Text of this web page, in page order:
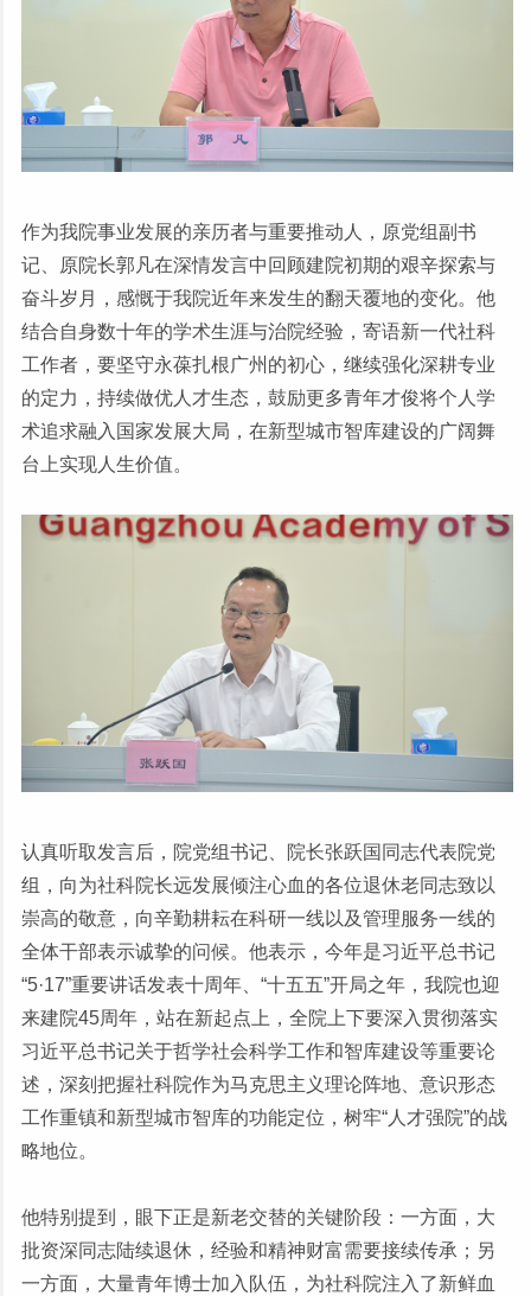
作为我院事业发展的亲历者与重要推动人，原党组副书
记、原院长郭凡在深情发言中回顾建院初期的艰辛探索与
奋斗岁月，感慨于我院近年来发生的翻天覆地的变化。他
结合自身数十年的学术生涯与治院经验，寄语新一代社科
工作者，要坚守永葆扎根广州的初心，继续强化深耕专业
的定力，持续做优人才生态，鼓励更多青年才俊将个人学
术追求融入国家发展大局，在新型城市智库建设的广阔舞
台上实现人生价值。
认真听取发言后，院党组书记、院长张跃国同志代表院党
组，向为社科院长远发展倾注心血的各位退休老同志致以
崇高的敬意，向辛勤耕耘在科研一线以及管理服务一线的
全体干部表示诚挚的问候。他表示，今年是习近平总书记
“5·17”重要讲话发表十周年、“十五五”开局之年，我院也迎
来建院45周年，站在新起点上，全院上下要深入贯彻落实
习近平总书记关于哲学社会科学工作和智库建设等重要论
述，深刻把握社科院作为马克思主义理论阵地、意识形态
工作重镇和新型城市智库的功能定位，树牢“人才强院”的战
略地位。
他特别提到，眼下正是新老交替的关键阶段：一方面，大
批资深同志陆续退休，经验和精神财富需要接续传承；另
一方面，大量青年博士加入队伍，为社科院注入了新鲜血